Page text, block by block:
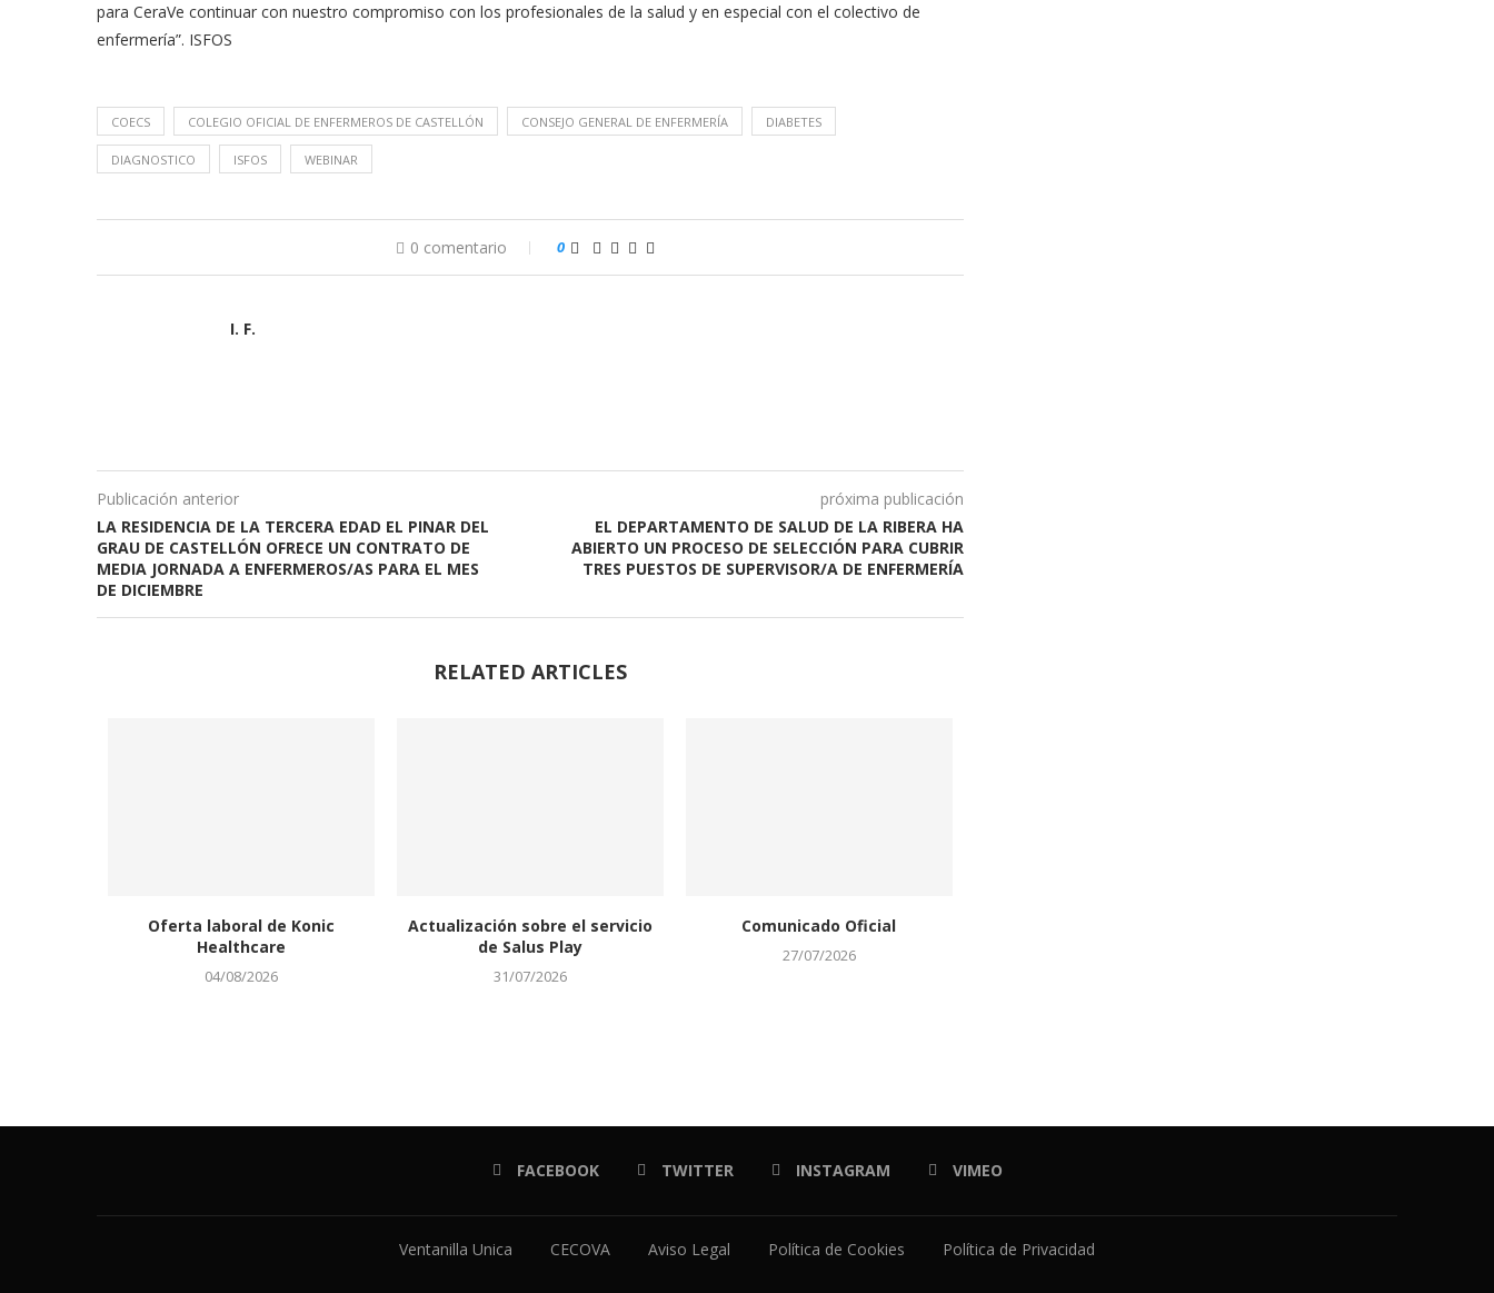
para CeraVe continuar con nuestro compromiso con los profesionales de la salud y en especial con el colectivo de
enfermería”. ISFOS
COECS COLEGIO OFICIAL DE ENFERMEROS DE CASTELLÓN CONSEJO GENERAL DE ENFERMERÍA DIABETES
DIAGNOSTICO ISFOS WEBINAR
0 comentario 0
I. F.
Publicación anterior
LA RESIDENCIA DE LA TERCERA EDAD EL PINAR DEL
GRAU DE CASTELLÓN OFRECE UN CONTRATO DE
MEDIA JORNADA A ENFERMEROS/AS PARA EL MES
DE DICIEMBRE
próxima publicación
EL DEPARTAMENTO DE SALUD DE LA RIBERA HA
ABIERTO UN PROCESO DE SELECCIÓN PARA CUBRIR
TRES PUESTOS DE SUPERVISOR/A DE ENFERMERÍA
RELATED ARTICLES
Oferta laboral de Konic
Healthcare
04/08/2026
Actualización sobre el servicio
de Salus Play
31/07/2026
Comunicado Oficial
27/07/2026
FACEBOOK TWITTER INSTAGRAM VIMEO
Ventanilla Unica CECOVA Aviso Legal Política de Cookies Política de Privacidad